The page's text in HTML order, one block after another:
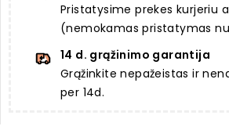
Pristatysime prekes kurjeriu
(nemokamas pristatymas
14 d. grąžinimo garantija
Grąžinkite nepažeistas ir
per 14d.